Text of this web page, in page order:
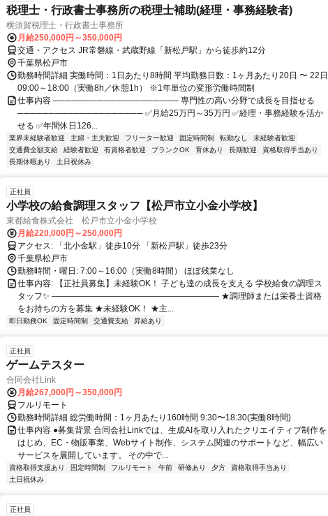
税理士・行政書士事務所の税理士補助(経理・事務経験者)
横須賀税理士・行政書士事務所
月給250,000円～350,000円
交通・アクセス JR常磐線・武蔵野線「新松戸駅」から徒歩約12分
千葉県松戸市
勤務時間詳細 実働時間：1日あたり8時間 平均勤務日数：1ヶ月あたり20日 〜 22日
09:00～18:00（実働8h／休憩1h） ※1年単位の変形労働時間制
仕事内容 ──────────────────── 専門性の高い分野で成長を目指せる
──────────────────── ✅月給25万円～35万円 ✅経理・事務経験を活か
せる ✅年間休日126...
業界未経験者歓迎 主婦・主夫歓迎 フリーター歓迎 固定時間制 転勤なし
未経験者歓迎
交通費全額支給
経験者歓迎 有資格者歓迎 ブランクOK 育休あり 長期歓迎
資格取得手当あり
長期休暇あり
土日祝休み
正社員
小学校の給食調理スタッフ【松戸市立小金小学校】
東都給食株式会社 松戸市立小金小学校
月給220,000円～250,000円
アクセス: 「北小金駅」徒歩10分 「新松戸駅」徒歩23分
千葉県松戸市
勤務時間・曜日: 7:00～16:00（実働8時間） ほぼ残業なし
仕事内容: 【正社員募集】未経験OK！ 子ども達の成長を支える 学校給食の調理ス
タッフ✨ ―――――――――――――――――――― ★調理師または栄養士資格
をお持ちの方を募集 ★未経験OK！ ★主...
即日勤務OK 固定時間制 交通費支給 昇給あり
正社員
ゲームテスター
合同会社Link
月給267,000円～350,000円
フルリモート
勤務時間詳細 総労働時間：1ヶ月あたり160時間 9:30〜18:30(実働8時間)
仕事内容 ●募集背景 合同会社Linkでは、生成AIを取り入れたクリエイティブ制作を
はじめ、EC・物販事業、Webサイト制作、システム関連のサポートなど、幅広い
サービスを展開しています。 その中で...
資格取得支援あり 固定時間制 フルリモート 午前 研修あり 夕方
資格取得手当あり
土日祝休み
正社員